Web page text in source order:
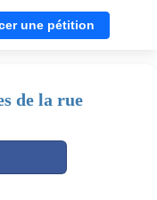
une pétition
de la rue